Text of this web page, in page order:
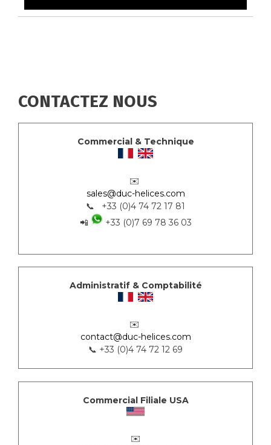
CONTACTEZ NOUS
Commercial & Technique
✉️
sales@duc-helices.com
📞 +33 (0)4 74 72 17 81
📲
+33 (0)7 69 78 36 03
Administratif & Comptabilité
✉️
contact@duc-helices.com
📞 +33 (0)4 74 72 12 69
Commercial Filiale USA
✉️